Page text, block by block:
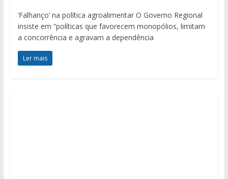
‘Falhanço’ na política agroalimentar O Governo Regional
insiste em “políticas que favorecem monopólios, limitam
a concorrência e agravam a dependência
Ler mais